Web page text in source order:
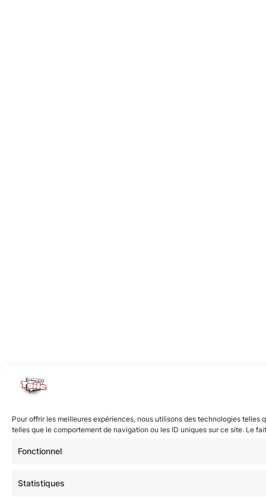
Pour offrir les meilleures expériences, nous utilisons des technologies
telles que le comportement de navigation ou les ID uniques sur ce site. Le
Fonctionnel
Statistiques